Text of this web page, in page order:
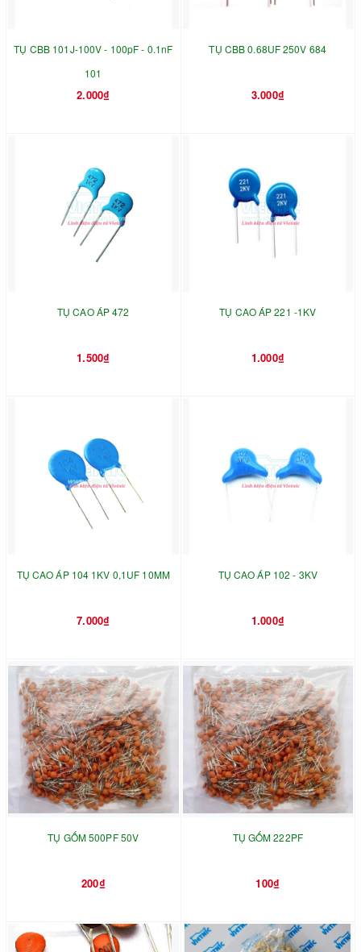
TỤ CBB 101J-100V - 100pF - 0.1nF
101
2.000₫
TỤ CBB 0.68UF 250V 684
3.000₫
TỤ CAO ÁP 472
1.500₫
TỤ CAO ÁP 221 -1KV
1.000₫
TỤ CAO ÁP 104 1KV 0,1UF 10MM
7.000₫
TỤ CAO ÁP 102 - 3KV
1.000₫
TỤ GỐM 500PF 50V
200₫
TỤ GỐM 222PF
100₫